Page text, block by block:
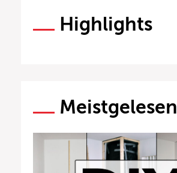
Highlights
Meistgelesen